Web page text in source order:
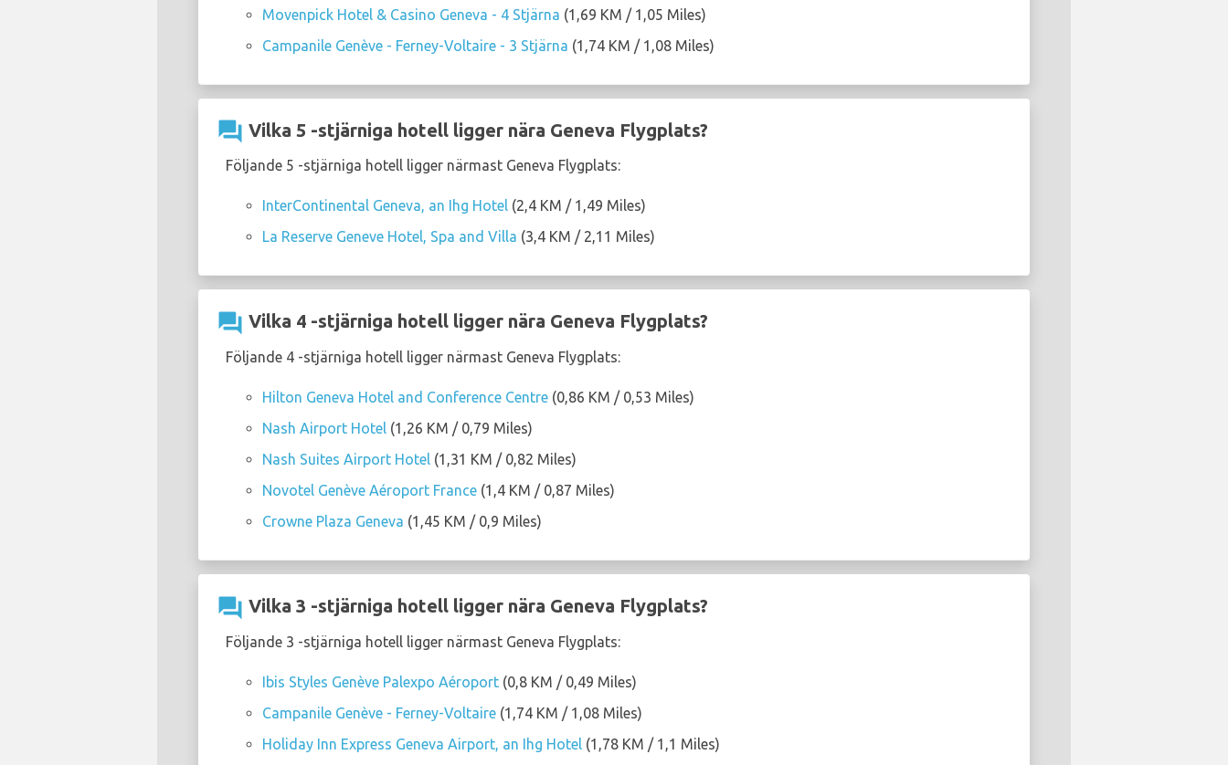
Movenpick Hotel & Casino Geneva - 4 Stjärna (1,69 KM / 1,05 Miles)
Campanile Genève - Ferney-Voltaire - 3 Stjärna (1,74 KM / 1,08 Miles)
question_answer Vilka 5 -stjärniga hotell ligger nära Geneva Flygplats?
Följande 5 -stjärniga hotell ligger närmast Geneva Flygplats:
InterContinental Geneva, an Ihg Hotel (2,4 KM / 1,49 Miles)
La Reserve Geneve Hotel, Spa and Villa (3,4 KM / 2,11 Miles)
question_answer Vilka 4 -stjärniga hotell ligger nära Geneva Flygplats?
Följande 4 -stjärniga hotell ligger närmast Geneva Flygplats:
Hilton Geneva Hotel and Conference Centre (0,86 KM / 0,53 Miles)
Nash Airport Hotel (1,26 KM / 0,79 Miles)
Nash Suites Airport Hotel (1,31 KM / 0,82 Miles)
Novotel Genève Aéroport France (1,4 KM / 0,87 Miles)
Crowne Plaza Geneva (1,45 KM / 0,9 Miles)
question_answer Vilka 3 -stjärniga hotell ligger nära Geneva Flygplats?
Följande 3 -stjärniga hotell ligger närmast Geneva Flygplats:
Ibis Styles Genève Palexpo Aéroport (0,8 KM / 0,49 Miles)
Campanile Genève - Ferney-Voltaire (1,74 KM / 1,08 Miles)
Holiday Inn Express Geneva Airport, an Ihg Hotel (1,78 KM / 1,1 Miles)